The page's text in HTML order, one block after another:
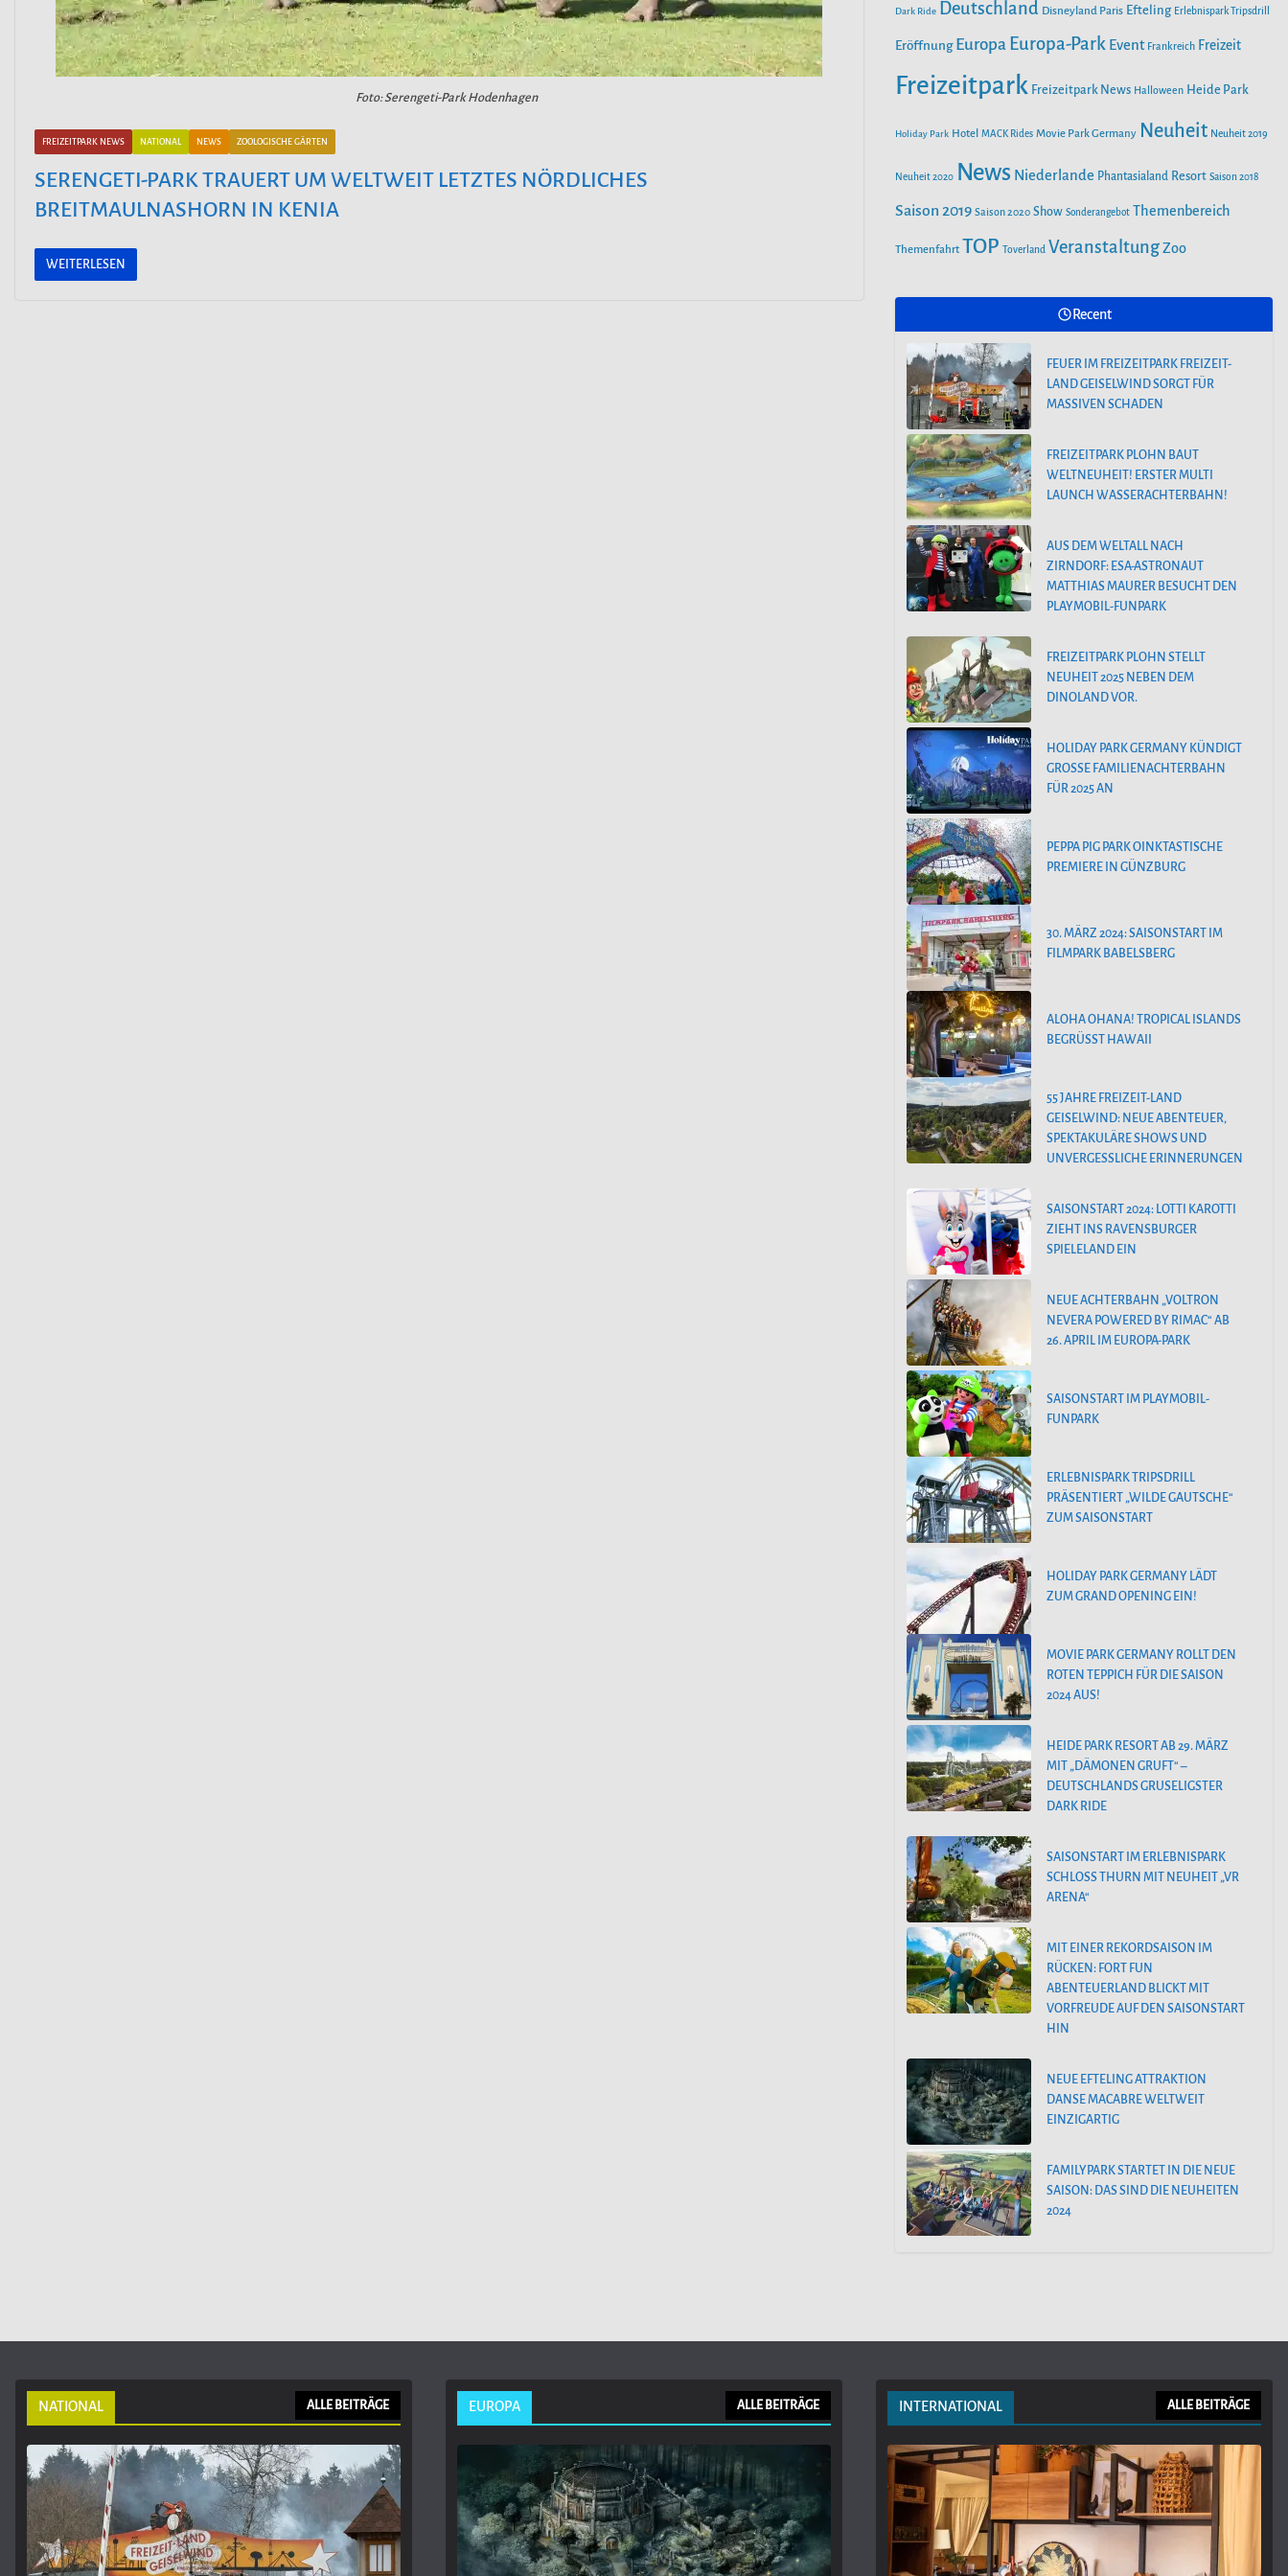
Foto: Serengeti-Park Hodenhagen
FREIZEITPARK NEWS NATIONAL NEWS ZOOLOGISCHE GÄRTEN
SERENGETI-PARK TRAUERT UM WELTWEIT LETZTES NÖRDLICHES
BREITMAULNASHORN IN KENIA
WEITERLESEN
n
o
r
e
Dark Ride Deutschland Disneyland Paris Efteling Erlebnispark Tripsdrill
Eröffnung Europa Europa-Park Event Frankreich Freizeit
Freizeitpark Freizeitpark News Halloween Heide Park
Holiday Park Hotel MACK Rides Movie Park Germany Neuheit Neuheit 2019
Neuheit 2020 News Niederlande Phantasialand Resort Saison 2018
Saison 2019 Saison 2020 Show Sonderangebot Themenbereich
Themenfahrt TOP Toverland Veranstaltung Zoo
Recent
FEUER IM FREIZEITPARK FREIZEIT-
LAND GEISELWIND SORGT FÜR
MASSIVEN SCHADEN
FREIZEITPARK PLOHN BAUT
WELTNEUHEIT! ERSTER MULTI
LAUNCH WASSERACHTERBAHN!
AUS DEM WELTALL NACH
ZIRNDORF: ESA-ASTRONAUT
MATTHIAS MAURER BESUCHT DEN
PLAYMOBIL-FUNPARK
FREIZEITPARK PLOHN STELLT
NEUHEIT 2025 NEBEN DEM
DINOLAND VOR.
HOLIDAY PARK GERMANY KÜNDIGT
GROSSE FAMILIENACHTERBAHN F
ÜR 2025 AN
PEPPA PIG PARK OINKTASTISCHE
PREMIERE IN GÜNZBURG
30. MÄRZ 2024: SAISONSTART IM
FILMPARK BABELSBERG
ALOHA OHANA! TROPICAL ISLANDS
BEGRÜSST HAWAII
55 JAHRE FREIZEIT-LAND
GEISELWIND: NEUE ABENTEUER,
SPEKTAKULÄRE SHOWS UND
UNVERGESSLICHE ERINNERUNGEN
SAISONSTART 2024: LOTTI KAROTTI
ZIEHT INS RAVENSBURGER
SPIELELAND EIN
NEUE ACHTERBAHN „VOLTRON
NEVERA POWERED BY RIMAC“ AB
26. APRIL IM EUROPA-PARK
SAISONSTART IM PLAYMOBIL-
FUNPARK
ERLEBNISPARK TRIPSDRILL
PRÄSENTIERT „WILDE GAUTSCHE“
ZUM SAISONSTART
HOLIDAY PARK GERMANY LÄDT
ZUM GRAND OPENING EIN!
MOVIE PARK GERMANY ROLLT DEN
ROTEN TEPPICH FÜR DIE SAISON
2024 AUS!
HEIDE PARK RESORT AB 29. MÄRZ
MIT „DÄMONEN GRUFT“ –
DEUTSCHLANDS GRUSELIGSTER
DARK RIDE
SAISONSTART IM ERLEBNISPARK
SCHLOSS THURN MIT NEUHEIT „VR
ARENA“
MIT EINER REKORDSAISON IM
RÜCKEN: FORT FUN
ABENTEUERLAND BLICKT MIT
VORFREUDE AUF DEN SAISONSTART
HIN
NEUE EFTELING ATTRAKTION
DANSE MACABRE WELTWEIT
EINZIGARTIG
FAMILYPARK STARTET IN DIE NEUE
SAISON: DAS SIND DIE NEUHEITEN
2024
NATIONAL ALLE BEITRÄGE EUROPA ALLE BEITRÄGE INTERNATIONAL ALLE BEITRÄGE